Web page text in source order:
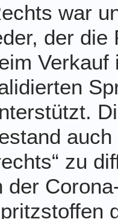
war
der die
Verkauf
zu
der